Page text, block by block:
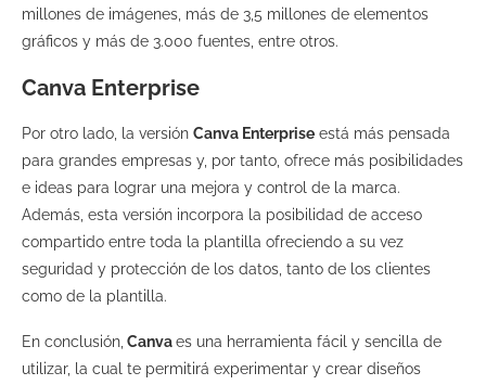
millones de imágenes, más de 3,5 millones de elementos
gráficos y más de 3.000 fuentes, entre otros.
Canva Enterprise
Por otro lado, la versión Canva Enterprise está más pensada
para grandes empresas y, por tanto, ofrece más posibilidades
e ideas para lograr una mejora y control de la marca.
Además, esta versión incorpora la posibilidad de acceso
compartido entre toda la plantilla ofreciendo a su vez
seguridad y protección de los datos, tanto de los clientes
como de la plantilla.
En conclusión, Canvaes una herramienta fácil y sencilla de
utilizar, la cual te permitirá experimentar y crear diseños